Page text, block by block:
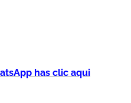
has clic aqui